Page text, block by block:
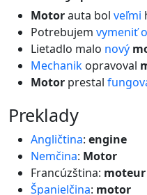
Motorauta bol veľmi
Potrebujem vymeniť
Lietadlo malo nový
Mechanik opravoval
Motor prestal
preklady
Angličtina: engine
Nemčina: Motor
Francúzština: moteur
Španielčina: motor